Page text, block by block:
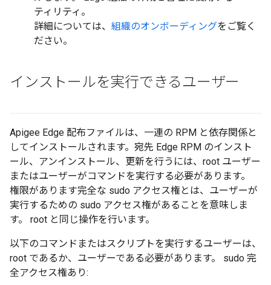
ティリティ。
詳細については、 組織のオンボーディングをご覧く
ださい。
インストールを実行できるユーザー
Apigee Edge 配布ファイルは、一連の RPM と依存関係と
してインストールされます。宛先 Edge RPM のインスト
ール、アンインストール、更新を行うには、root ユーザー
またはユーザーがコマンドを実行する必要があります。
権限があります完全な sudo アクセス権とは、ユーザーが
実行するための sudo アクセス権があることを意味しま
す。 root と同じ操作を行います。
以下のコマンドまたはスクリプトを実行するユーザーは、
root であるか、ユーザーである必要があります。 sudo 完
全アクセス権あり: